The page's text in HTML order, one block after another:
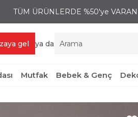
TÜM ÜRÜNLERDE %50'ye
gel ya da
Mutfak Bebek & Genç